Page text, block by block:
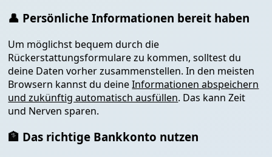
👤 Persönliche Informationen bereit haben
Um möglichst bequem durch die
Rückerstattungsformulare zu kommen, solltest du
deine Daten vorher zusammenstellen. In den meisten
Browsern kannst du deineInformationen abspeichern
und zukünftig automatisch ausfüllen. Das kann Zeit
und Nerven sparen.
🏦 Das richtige Bankkonto nutzen